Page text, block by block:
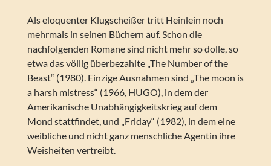
Als eloquenter Klugscheißer tritt Heinlein noch
mehrmals in seinen Büchern auf. Schon die
nachfolgenden Romane sind nicht mehr so dolle, so
etwa das völlig überbezahlte „The Number of the
Beast“ (1980). Einzige Ausnahmen sind „The moon is
a harsh mistress“ (1966, HUGO), in dem der
Amerikanische Unabhängigkeitskrieg auf dem
Mond stattfindet, und „Friday“ (1982), in dem eine
weibliche und nicht ganz menschliche Agentin ihre
Weisheiten vertreibt.